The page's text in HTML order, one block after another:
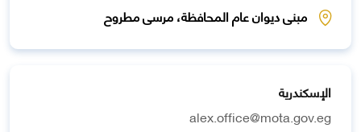
مبنى ديوان عام المحافظة، مرسى مطروح
الإسكندرية
alex.office@mota.gov.eg